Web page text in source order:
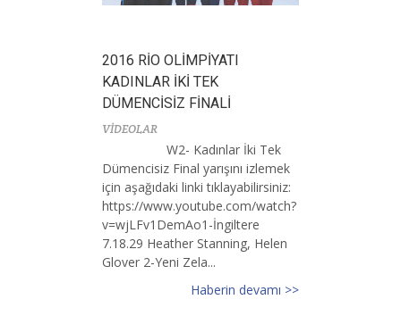
2016 RİO OLİMPİYATI
KADINLAR İKİ TEK
DÜMENCİSİZ FİNALİ
VİDEOLAR
W2- Kadınlar İki Tek
Dümencisiz Final yarışını izlemek
için aşağıdaki linki tıklayabilirsiniz:
https://www.youtube.com/watch?
v=wjLFv1DemAo1-İngiltere
7.18.29 Heather Stanning, Helen
Glover 2-Yeni Zela...
Haberin devamı >>